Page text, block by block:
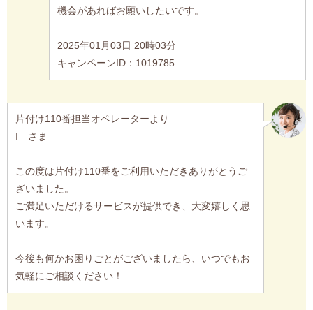
機会があればお願いしたいです。
2025年01月03日 20時03分
キャンペーンID：1019785
片付け110番担当オペレーターより
I さま
この度は片付け110番をご利用いただきありがとうご
ざいました。
ご満足いただけるサービスが提供でき、大変嬉しく思
います。
今後も何かお困りごとがございましたら、いつでもお
気軽にご相談ください！